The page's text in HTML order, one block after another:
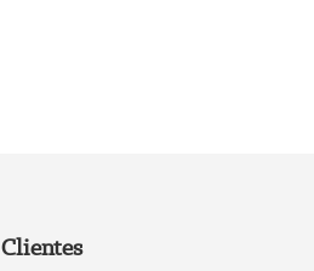
Clientes